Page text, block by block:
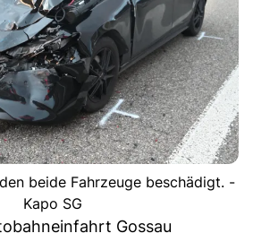
beide Fahrzeuge beschädigt. -
Kapo SG
Gossau